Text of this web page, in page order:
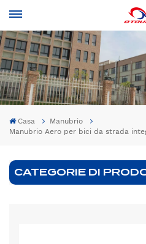
Casa
Manubrio
Manubrio Aero per bici da strada
CATEGORIE DI